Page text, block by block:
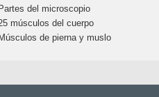
del microscopio
músculos del cuerpo
de pierna y muslo